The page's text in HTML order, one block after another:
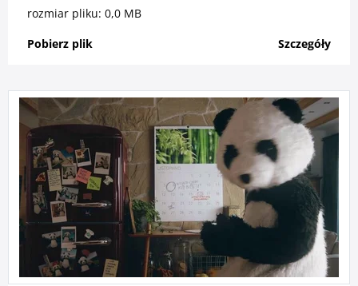
rozmiar pliku: 0,0 MB
Pobierz plik
Szczegóły